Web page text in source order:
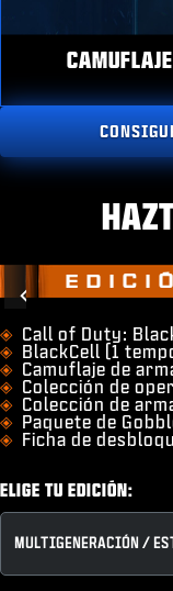
​Call of Duty:
BlackCell (1
Camuflaje de
Colección de
Colección de
Paquete de
Ficha de
ELIGE TU EDICIÓN:
MULTIGENERACIÓN /